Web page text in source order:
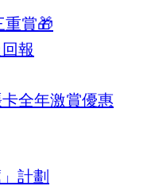
重賞🎁
報
卡全年激賞優惠
計劃